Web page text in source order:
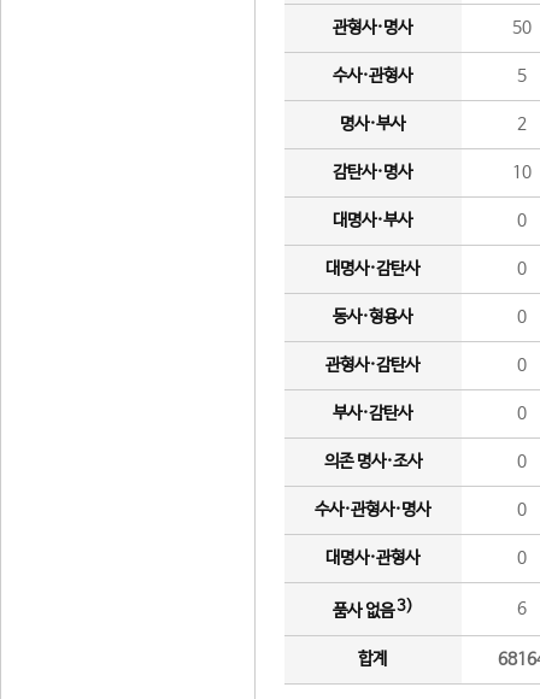
관형사·명사 50
수사·관형사 5
명사·부사 2
감탄사·명사 10
대명사·부사 0
대명사·감탄사 0
동사·형용사 0
관형사·감탄사 0
부사·감탄사 0
의존 명사·조사 0
수사·관형사·명사 0
대명사·관형사 0
품사 없음3) 6
합계